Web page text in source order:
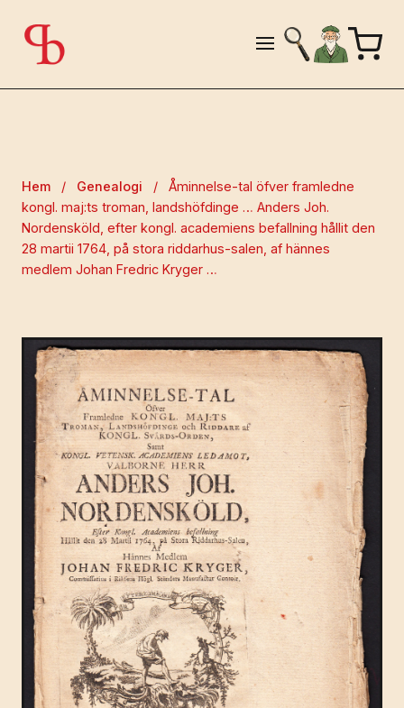
Hem / Genealogi /
Åminnelse-tal öfver framledne
kongl. maj:ts troman, landshöfdinge … Anders Joh.
Nordensköld, efter kongl. academiens befallning hållit den
28 martii 1764, på stora riddarhus-salen, af hännes
medlem Johan Fredric Kryger …